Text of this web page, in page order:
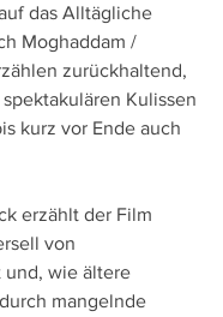
das Alltägliche
Moghaddam /
zurückhaltend,
Kulissen
kurz vor Ende auch
erzählt der Film
von
und, wie ältere
mangelnde